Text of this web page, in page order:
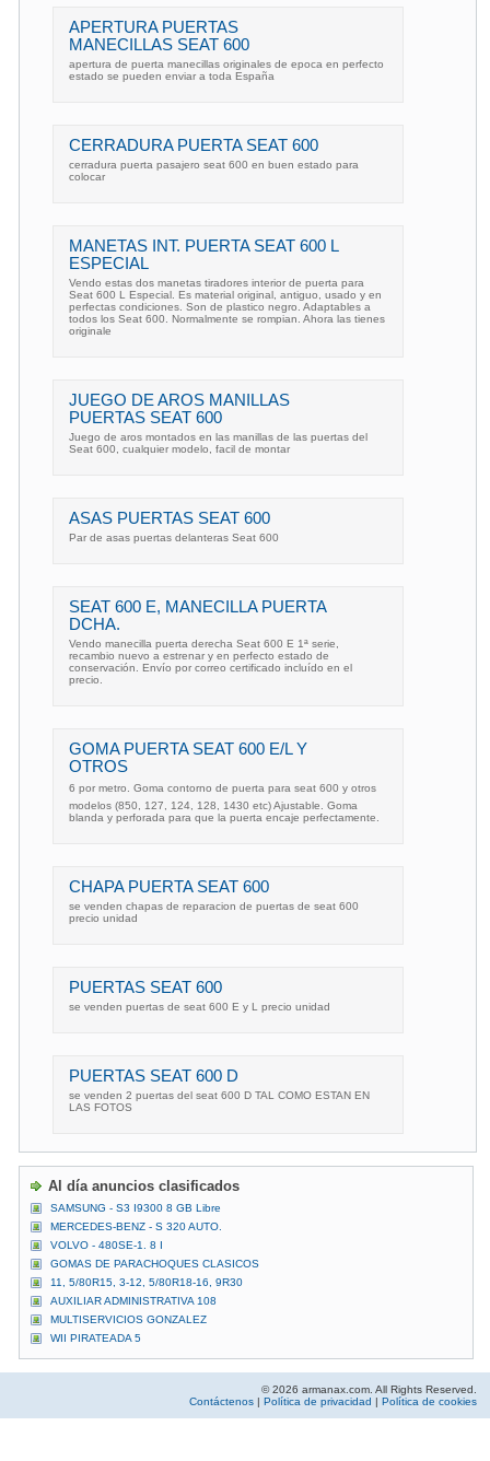
APERTURA PUERTAS
MANECILLAS SEAT 600
apertura de puerta manecillas originales de epoca en perfecto
estado se pueden enviar a toda España
CERRADURA PUERTA SEAT 600
cerradura puerta pasajero seat 600 en buen estado para
colocar
MANETAS INT. PUERTA SEAT 600 L
ESPECIAL
Vendo estas dos manetas tiradores interior de puerta para
Seat 600 L Especial. Es material original, antiguo, usado y en
perfectas condiciones. Son de plastico negro. Adaptables a
todos los Seat 600. Normalmente se rompian. Ahora las tienes
originale
JUEGO DE AROS MANILLAS
PUERTAS SEAT 600
Juego de aros montados en las manillas de las puertas del
Seat 600, cualquier modelo, facil de montar
ASAS PUERTAS SEAT 600
Par de asas puertas delanteras Seat 600
SEAT 600 E, MANECILLA PUERTA
DCHA.
Vendo manecilla puerta derecha Seat 600 E 1ª serie,
recambio nuevo a estrenar y en perfecto estado de
conservación. Envío por correo certificado incluído en el
precio.
GOMA PUERTA SEAT 600 E/L Y
OTROS
6 por metro. Goma contorno de puerta para seat 600 y otros
modelos (850, 127, 124, 128, 1430 etc) Ajustable. Goma
blanda y perforada para que la puerta encaje perfectamente.
CHAPA PUERTA SEAT 600
se venden chapas de reparacion de puertas de seat 600
precio unidad
PUERTAS SEAT 600
se venden puertas de seat 600 E y L precio unidad
PUERTAS SEAT 600 D
se venden 2 puertas del seat 600 D TAL COMO ESTAN EN
LAS FOTOS
Al día anuncios clasificados
SAMSUNG - S3 I9300 8 GB Libre
MERCEDES-BENZ - S 320 AUTO.
VOLVO - 480SE-1. 8 I
GOMAS DE PARACHOQUES CLASICOS
11, 5/80R15, 3-12, 5/80R18-16, 9R30
AUXILIAR ADMINISTRATIVA 108
MULTISERVICIOS GONZALEZ
WII PIRATEADA 5
© 2026 armanax.com. All Rights Reserved.
Contáctenos
Política de privacidad Política de cookies